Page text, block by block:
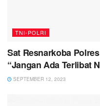
TNI-POLRI
Sat Resnarkoba
“Jangan Ada Terlibat
SEPTEMBER 12, 2023